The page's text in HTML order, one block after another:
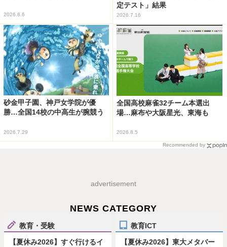
2026.8.6
定テスト」結果
2026.7.16
砂金甲子園、神戸女学院が優
勝…全国14校の中高生が腕競う
2026.7.29
全国高校麻雀32チーム本選出
場…麻布や大阪星光、東海も
2026.8.5
Recommended by
advertisement
NEWS CATEGORY
教育・受験
【夏休み2026】すぐ行けるイ
教育ICT
【夏休み2026】東大メタバー